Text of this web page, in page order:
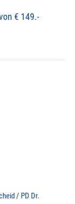
€ 149.-
/ PD Dr.